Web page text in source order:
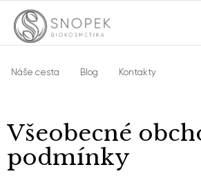
obsah
Náše cesta Blog Kontakty
Všeobecné
podmínky